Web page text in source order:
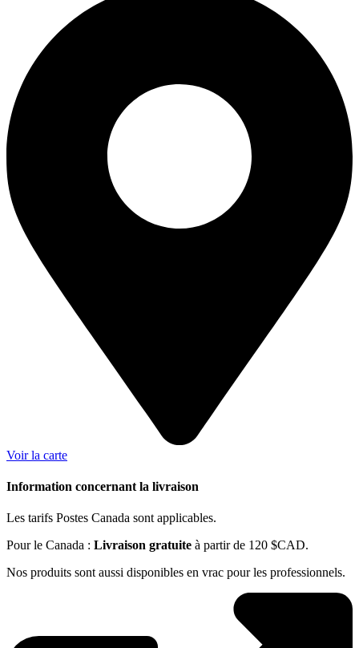
Voir la carte
Information concernant la livraison
Les tarifs Postes Canada sont applicables.
Pour le Canada : Livraison gratuite à partir de 120 $CAD.
Nos produits sont aussi disponibles en vrac pour les professionnels.